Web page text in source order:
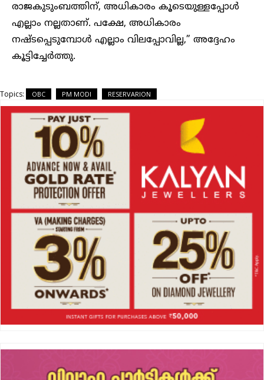
രാജകുടുംബത്തിന്, അധികാരം കൂടെയുള്ളപ്പോൾ
എല്ലാം നല്ലതാണ്. പക്ഷേ, അധികാരം
നഷ്ടപ്പെടുമ്പോൾ എല്ലാം വിലപ്പോവില്ല,” അദ്ദേഹം
കൂട്ടിച്ചേർത്തു.
Topics: OBC PM MODI RESERVARION